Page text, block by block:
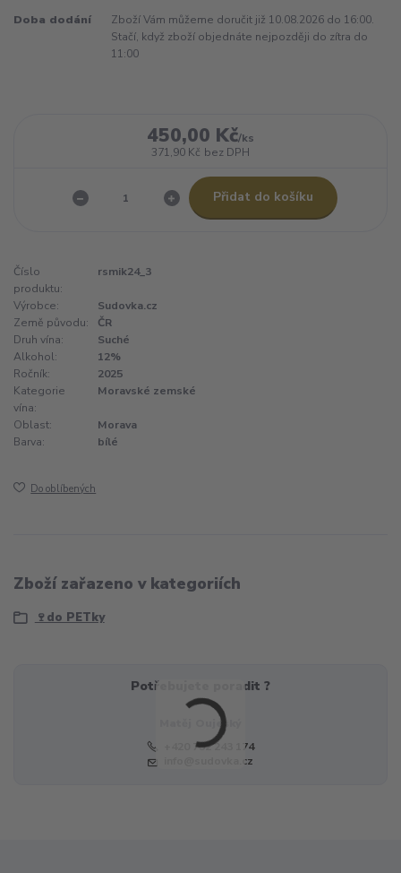
Doba dodání
Zboží Vám můžeme doručit již 10.08.2026 do 16:00.
Stačí, když zboží objednáte nejpozději do zítra do
11:00
450,00 Kč/ks
371,90 Kč bez DPH
Přidat do košíku
Číslo
produktu:
rsmik24_3
Výrobce:
Sudovka.cz
Země původu:
ČR
Druh vína:
Suché
Alkohol:
12%
Ročník:
2025
Kategorie
vína:
Moravské zemské
Oblast:
Morava
Barva:
bílé
Do oblíbených
Zboží zařazeno v kategoriích
🍷do PETky
Potřebujete poradit ?
Matěj Oujeský
+420 732 243 174
info@sudovka.cz